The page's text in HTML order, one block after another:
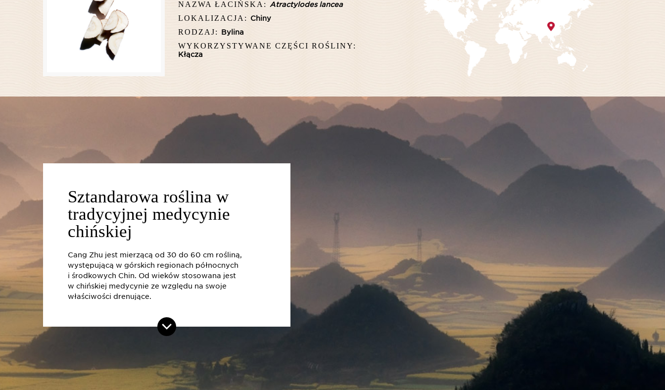
NAZWA ŁACIŃSKA: Atractylodes lancea
LOKALIZACJA: Chiny
RODZAJ: Bylina
WYKORZYSTYWANE CZĘŚCI ROŚLINY:
Kłącza
Sztandarowa roślina w
tradycyjnej medycynie
chińskiej
Cang Zhu jest mierzącą od 30 do 60 cm rośliną,
występującą w górskich regionach północnych
i środkowych Chin. Od wieków stosowana jest
w chińskiej medycynie ze względu na swoje
właściwości drenujące.